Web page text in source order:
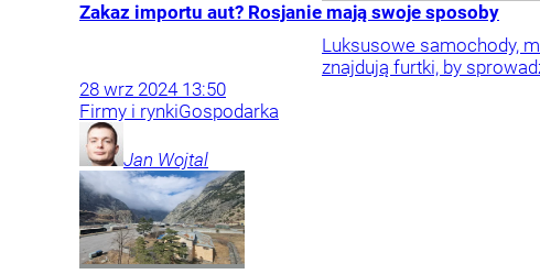
Zakaz importu aut? Rosjanie mają swoje sposoby
Luksusowe samochody,
znajdują furtki, by
28 wrz 2024 13:50
Firmy i rynkiGospodarka
Jan Wojtal